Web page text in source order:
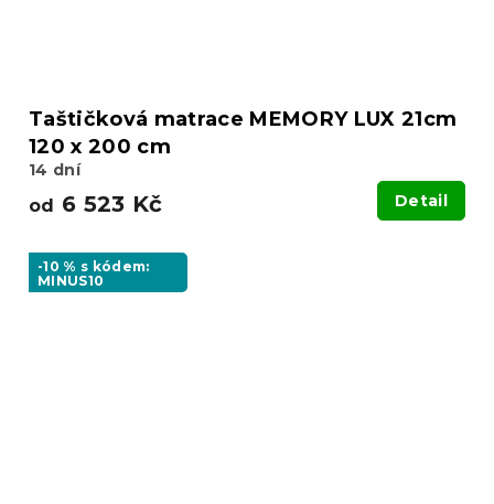
Taštičková matrace MEMORY LUX 21cm
120 x 200 cm
14 dní
od 6 523 Kč Detail
-10 % s kódem:
MINUS10